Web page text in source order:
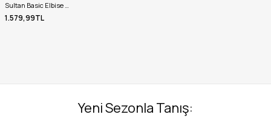
Sultan Basic Elbise 0001 - KESTANE
1.579,99TL
Yeni Sezonla Tanış: